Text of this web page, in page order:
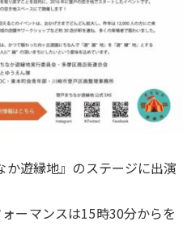
遊縁地』のステージに出演
ーマンスは15時30分からを